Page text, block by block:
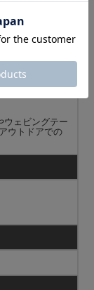
整がしやすい
のメインコン
、内装には調
力抜群。取り
物を整理整頓し
ントポケット
ウェビングテー
ウトドアでの